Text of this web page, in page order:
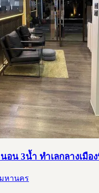
อน 3น้ำ ทำเลกลางเมือ
หานคร